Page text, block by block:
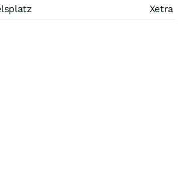
Xetra